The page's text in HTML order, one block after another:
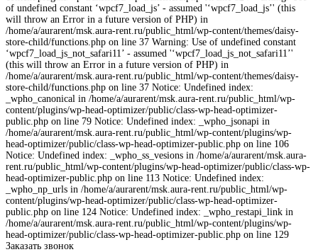
of undefined constant ‘wpcf7_load_js’ - assumed '‘wpcf7_load_js’' (this
will throw an Error in a future version of PHP) in
/home/a/aurarent/msk.aura-rent.ru/public_html/wp-content/themes/daisy-
store-child/functions.php on line 37 Warning: Use of undefined constant
‘wpcf7_load_js_not_safari11’ - assumed '‘wpcf7_load_js_not_safari11’'
(this will throw an Error in a future version of PHP) in
/home/a/aurarent/msk.aura-rent.ru/public_html/wp-content/themes/daisy-
store-child/functions.php on line 37 Notice: Undefined index:
_wpho_canonical in /home/a/aurarent/msk.aura-rent.ru/public_html/wp-
content/plugins/wp-head-optimizer/public/class-wp-head-optimizer-
public.php on line 79 Notice: Undefined index: _wpho_jsonapi in
/home/a/aurarent/msk.aura-rent.ru/public_html/wp-content/plugins/wp-
head-optimizer/public/class-wp-head-optimizer-public.php on line 106
Notice: Undefined index: _wpho_ss_vesions in /home/a/aurarent/msk.aura-
rent.ru/public_html/wp-content/plugins/wp-head-optimizer/public/class-wp-
head-optimizer-public.php on line 113 Notice: Undefined index:
_wpho_np_urls in /home/a/aurarent/msk.aura-rent.ru/public_html/wp-
content/plugins/wp-head-optimizer/public/class-wp-head-optimizer-
public.php on line 124 Notice: Undefined index: _wpho_restapi_link in
/home/a/aurarent/msk.aura-rent.ru/public_html/wp-content/plugins/wp-
head-optimizer/public/class-wp-head-optimizer-public.php on line 129
Заказать звонок